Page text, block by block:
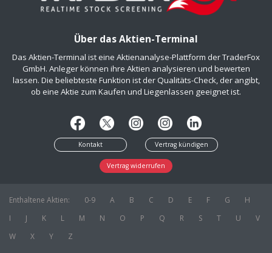
Über das Aktien-Terminal
Das Aktien-Terminal ist eine Aktienanalyse-Plattform der TraderFox
GmbH. Anleger können ihre Aktien analysieren und bewerten
lassen. Die beliebteste Funktion ist der Qualitäts-Check, der angibt,
ob eine Aktie zum Kaufen und Liegenlassen geeignet ist.
Kontakt Vertrag kündigen
Vertrag widerrufen
Enthaltene Aktien: 0-9 A B C D E F G
H
I
J K L M N O P Q R S T U
V
W
X Y Z